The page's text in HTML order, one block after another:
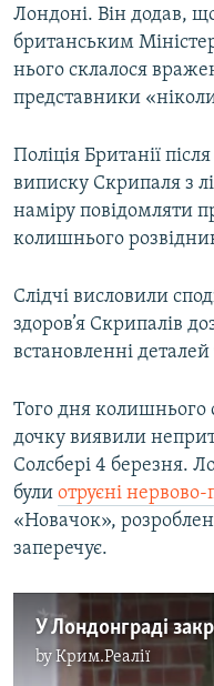
Лондоні. Він додав,
британським
нього склалося
представники
Поліція Британії
виписку Скрипаля з
наміру повідомляти
колишнього
Слідчі висловили
здоров’я Скрипалів
встановленні
Того дня колишнього
дочку виявили
Солсбері 4 березня.
були отруєні
«Новачок»,
заперечує.
У Лондонграді
byКрим.Реалії